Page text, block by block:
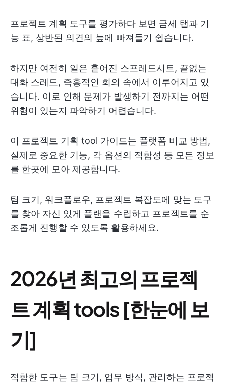
프로젝트 계획 도구를 평가하다 보면 금세 탭과 기
능 표, 상반된 의견의 늪에 빠져들기 쉽습니다.
하지만 여전히 일은 흩어진 스프레드시트, 끝없는
대화 스레드, 즉흥적인 회의 속에서 이루어지고 있
습니다. 이로 인해 문제가 발생하기 전까지는 어떤
위험이 있는지 파악하기 어렵습니다.
이 프로젝트 기획 tool 가이드는 플랫폼 비교 방법,
실제로 중요한 기능, 각 옵션의 적합성 등 모든 정보
를 한곳에 모아 제공합니다.
팀 크기, 워크플로우, 프로젝트 복잡도에 맞는 도구
를 찾아 자신 있게 플랜을 수립하고 프로젝트를 순
조롭게 진행할 수 있도록 활용하세요.
2026년 최고의 프로젝
트 계획 tools [한눈에 보
기]
적합한 도구는 팀 크기, 업무 방식, 관리하는 프로젝